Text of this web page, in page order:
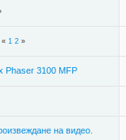
« 1 2»
Phaser 3100 MFP
на видео.